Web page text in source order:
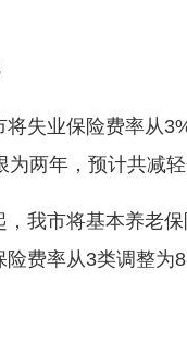
业保险费率从3%
为两年，预计共减
市将基本养老保
费率从3类调整